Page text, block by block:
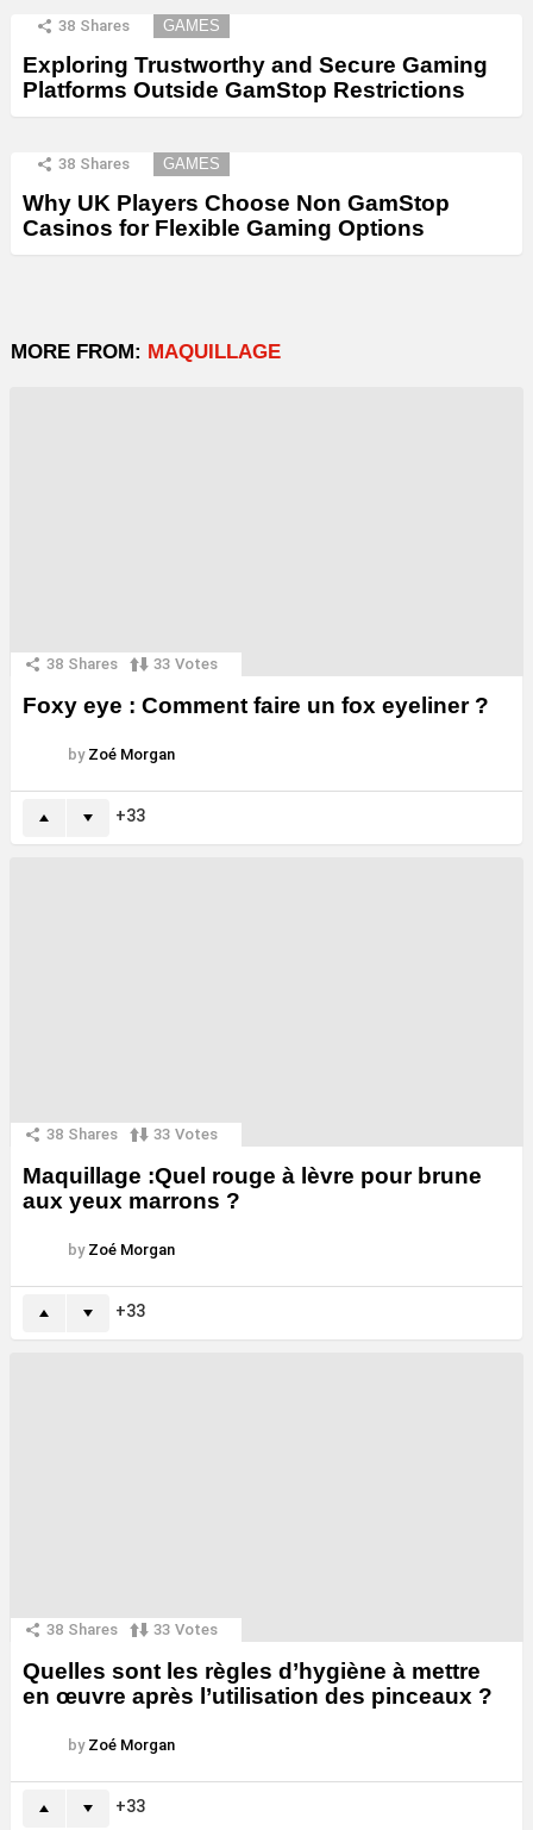
38 Shares GAMES
Exploring Trustworthy and Secure Gaming
Platforms Outside GamStop Restrictions
38 Shares GAMES
Why UK Players Choose Non GamStop
Casinos for Flexible Gaming Options
MORE FROM: MAQUILLAGE
38 Shares 33 Votes
Foxy eye : Comment faire un fox eyeliner ?
by Zoé Morgan
33
38 Shares 33 Votes
Maquillage :Quel rouge à lèvre pour brune
aux yeux marrons ?
by Zoé Morgan
33
38 Shares 33 Votes
Quelles sont les règles d’hygiène à mettre
en œuvre après l’utilisation des pinceaux ?
by Zoé Morgan
33